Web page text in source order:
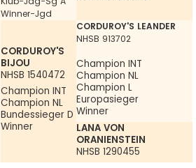
Winner-Jgd
CORDUROY'S
BIJOU
NHSB 1540472
Champion INT
Champion NL
Bundessieger D
Winner
CORDUROY'S LEANDER
NHSB 913702
Champion INT
Champion NL
Champion L
Europasieger
Winner
LANA VON
ORANIENSTEIN
NHSB 1290455